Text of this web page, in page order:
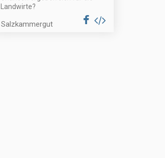
Landwirte?
Salzkammergut